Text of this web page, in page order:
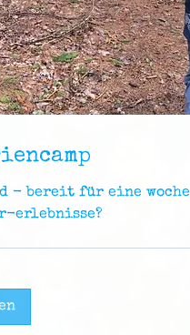
- bereit für eine woche
erlebnisse?